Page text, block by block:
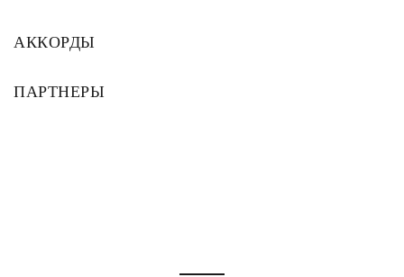
АККОРДЫ
ПАРТНЕРЫ